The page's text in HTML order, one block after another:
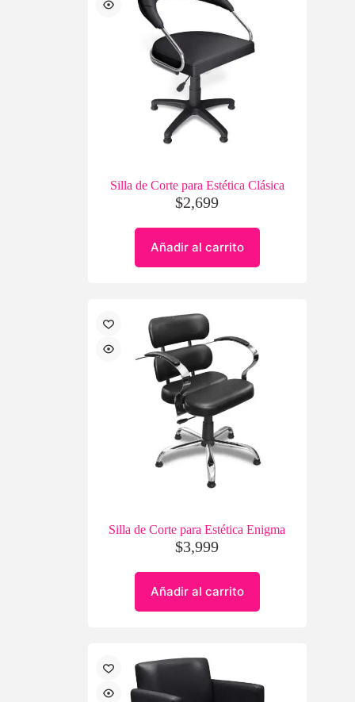
Silla de Corte para Estética Clásica
$2,699
Añadir al carrito
Silla de Corte para Estética Enigma
$3,999
Añadir al carrito